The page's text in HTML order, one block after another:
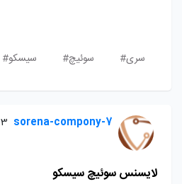
سری# سوئیچ# سیسکو#
sorena-compony-7 3 سال پیش
لایسنس سوئیچ سیسکو